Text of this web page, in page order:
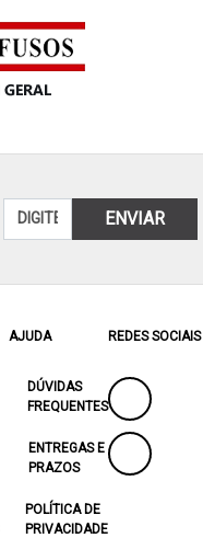
ENVIAR
AJUDA
DÚVIDAS
FREQUENTES
ENTREGAS E
PRAZOS
POLÍTICA DE
PRIVACIDADE
REDES SOCIAIS